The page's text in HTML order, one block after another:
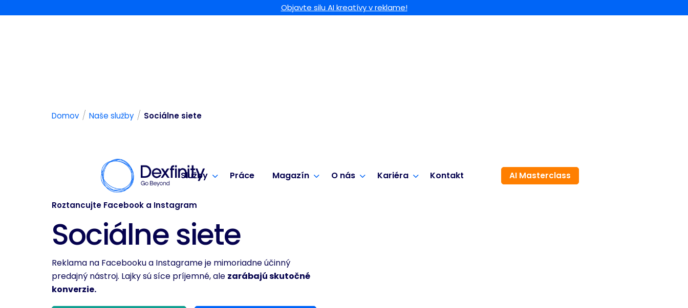
Objavte silu AI kreatívy v reklame!
Služby Práce Magazín O nás Kariéra Kontakt AI Masterclass
Domov / Naše služby / Sociálne siete
Roztancujte Facebook a Instagram
Sociálne siete
Reklama na Facebooku a Instagrame je mimoriadne účinný
predajný nástroj. Lajky sú síce príjemné, ale zarábajú skutočné
konverzie.